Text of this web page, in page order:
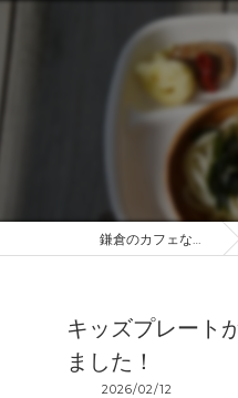
鎌倉のカフェなら産地直送のDROP IN
キッズプレート
ました！
2026/02/12